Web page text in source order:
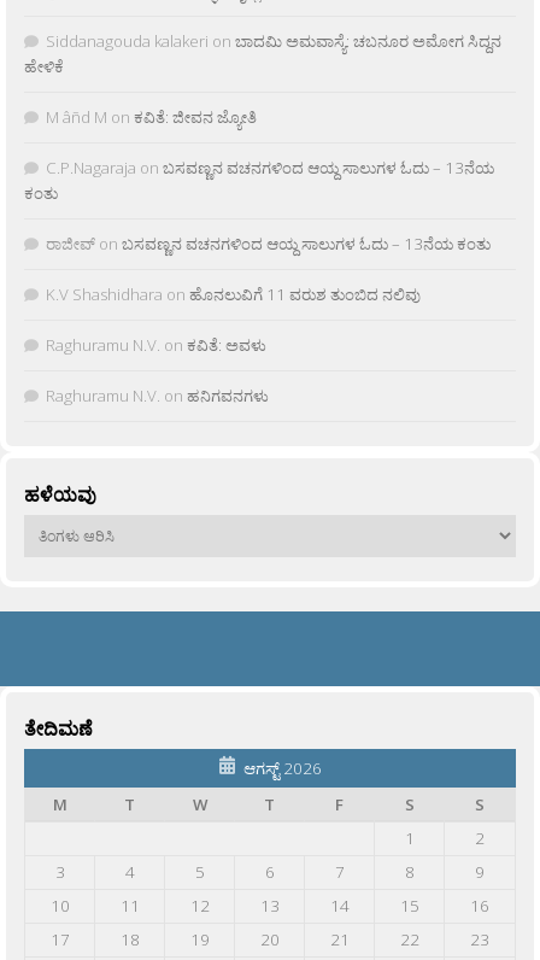
Siddanagouda kalakeri on ಬಾದಮಿ ಅಮವಾಸ್ಯೆ: ಚಬನೂರ ಅಮೋಗ ಸಿದ್ದನ
ಹೇಳಿಕೆ
M âñd M on ಕವಿತೆ: ಜೀವನ ಜ್ಯೋತಿ
C.P.Nagaraja on ಬಸವಣ್ಣನ ವಚನಗಳಿಂದ ಆಯ್ದ ಸಾಲುಗಳ ಓದು – 13ನೆಯ
ಕಂತು
ರಾಜೀವ್ on ಬಸವಣ್ಣನ ವಚನಗಳಿಂದ ಆಯ್ದ ಸಾಲುಗಳ ಓದು – 13ನೆಯ ಕಂತು
K.V Shashidhara on ಹೊನಲುವಿಗೆ 11 ವರುಶ ತುಂಬಿದ ನಲಿವು
Raghuramu N.V. on ಕವಿತೆ: ಅವಳು
Raghuramu N.V. on ಹನಿಗವನಗಳು
ಹಳೆಯವು
ಹಳೆಯವು
ತೇದಿಮಣೆ
ಆಗಸ್ಟ್ 2026
M
T W T F S
S
1
2
3
4 5 6 7 8
9
10
11 12 13 14 15
16
17
18 19 20 21 22
23